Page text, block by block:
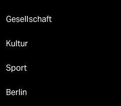
Gesellschaft
Kultur
Sport
Berlin